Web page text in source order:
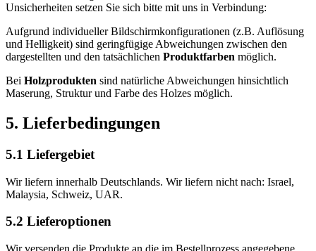
Unsicherheiten setzen Sie sich bitte mit uns in Verbindung:
Aufgrund individueller Bildschirmkonfigurationen (z.B. Auflösung
und Helligkeit) sind geringfügige Abweichungen zwischen den
dargestellten und den tatsächlichen Produktfarben möglich.
Bei Holzprodukten sind natürliche Abweichungen hinsichtlich
Maserung, Struktur und Farbe des Holzes möglich.
5. Lieferbedingungen
5.1 Liefergebiet
Wir liefern innerhalb Deutschlands. Wir liefern nicht nach: Israel,
Malaysia, Schweiz, UAR.
5.2 Lieferoptionen